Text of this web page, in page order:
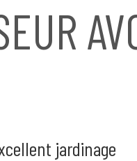
jardinage